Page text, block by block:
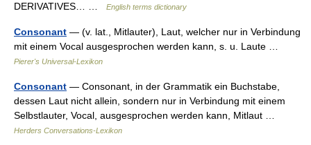
DERIVATIVES… …
English terms dictionary
Consonant — (v. lat., Mitlauter), Laut, welcher nur in Verbindung
mit einem Vocal ausgesprochen werden kann, s. u. Laute …
Pierer's Universal-Lexikon
Consonant — Consonant, in der Grammatik ein Buchstabe,
dessen Laut nicht allein, sondern nur in Verbindung mit einem
Selbstlauter, Vocal, ausgesprochen werden kann, Mitlaut …
Herders Conversations-Lexikon